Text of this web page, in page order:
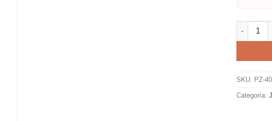
SKU: PZ-
Categoría: